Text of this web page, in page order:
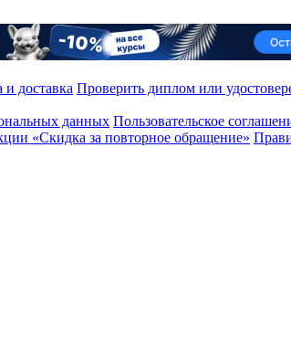
и доставка Проверить диплом или
данных Пользовательское
«Скидка за повторное обращение»